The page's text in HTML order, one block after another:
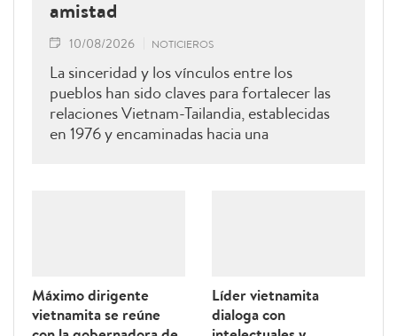
amistad
10/08/2026 NOTICIEROS
La sinceridad y los vínculos entre los
pueblos han sido claves para fortalecer las
relaciones Vietnam-Tailandia, establecidas
en 1976 y encaminadas hacia una
Máximo dirigente
vietnamita se reúne
Líder vietnamita
dialoga con